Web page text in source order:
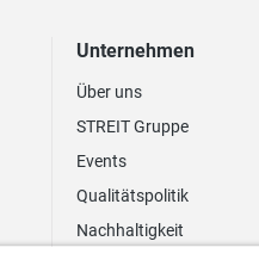
Unternehmen
Über uns
STREIT Gruppe
Events
Qualitätspolitik
Nachhaltigkeit